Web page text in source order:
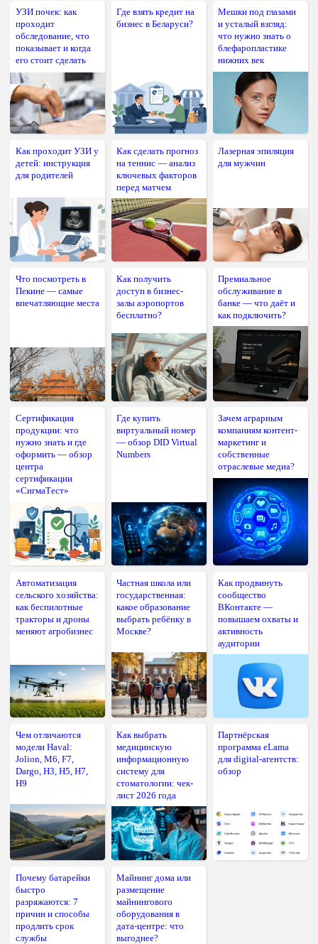
УЗИ почек: как
проходит
обследование, что
показывает и когда
его стоит сделать
Где взять кредит на
бизнес в Беларуси?
Мешки под глазами
и усталый взгляд:
что нужно знать о
блефаропластике
нижних век
Как проходит УЗИ у
детей: инструкция
для родителей
Как сделать прогноз
на теннис — анализ
ключевых факторов
перед матчем
Лазерная эпиляция
для мужчин
Что посмотреть в
Пекине — самые
впечатляющие места
Как получить
доступ в бизнес-
залы аэропортов
бесплатно?
Премиальное
обслуживание в
банке — что даёт и
как подключить?
Сертификация
продукции: что
нужно знать и где
оформить — обзор
центра
сертификации
«СигмаТест»
Где купить
виртуальный номер
— обзор DID Virtual
Numbers
Зачем аграрным
компаниям контент-
маркетинг и
собственные
отраслевые медиа?
Автоматизация
сельского хозяйства:
как беспилотные
тракторы и дроны
меняют агробизнес
Частная школа или
государственная:
какое образование
выбрать ребёнку в
Москве?
Как продвинуть
сообщество
ВКонтакте —
повышаем охваты и
активность
аудитории
Чем отличаются
модели Haval:
Jolion, M6, F7,
Dargo, H3, H5, H7,
H9
Как выбрать
медицинскую
информационную
систему для
стоматологии: чек-
лист 2026 года
Партнёрская
программа eLama
для digital-агентств:
обзор
Почему батарейки
быстро
разряжаются: 7
причин и способы
продлить срок
службы
Майнинг дома или
размещение
майнингового
оборудования в
дата-центре: что
выгоднее?